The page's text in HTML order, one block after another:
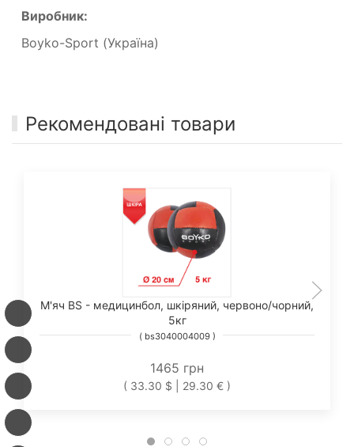
Виробник:
Boyko-Sport (Україна)
Рекомендовані товари
М'яч BS - медицинбол, шкіряний, червоно/чорний,
5кг
( bs3040004009 )
1465 грн
( 33.30 $ | 29.30 € )